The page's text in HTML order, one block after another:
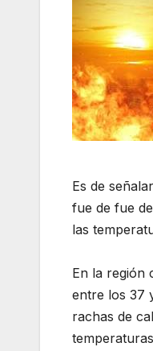
Es de
fue de fue
las
En la región
entre los 37
rachas de